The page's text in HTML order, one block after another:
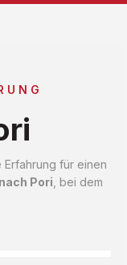
Erfahrung für einen
Pori , bei dem